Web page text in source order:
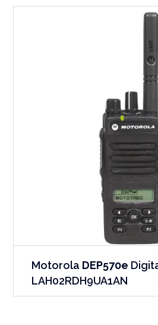
Motorola DEP570e
LAH02RDH9UA1AN